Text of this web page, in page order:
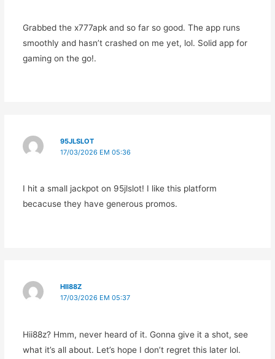
Grabbed the x777apk and so far so good. The app runs
smoothly and hasn’t crashed on me yet, lol. Solid app for
gaming on the go!.
95JLSLOT
17/03/2026 EM 05:36
I hit a small jackpot on 95jlslot! I like this platform
becacuse they have generous promos.
HII88Z
17/03/2026 EM 05:37
Hii88z? Hmm, never heard of it. Gonna give it a shot, see
what it’s all about. Let’s hope I don’t regret this later lol.